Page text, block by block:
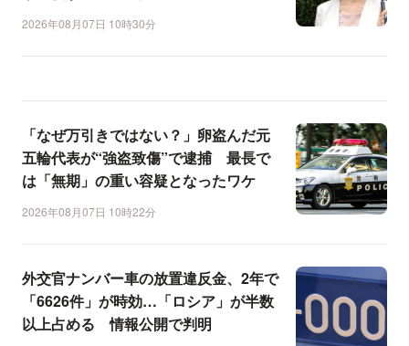
2026年08月07日 10時30分
「なぜ万引きではない？」卵盗んだ元
五輪代表が“強盗致傷”で逮捕 最長で
は「無期」の重い容疑となったワケ
2026年08月07日 10時22分
外交官ナンバー車の放置違反金、2年で
「6626件」が時効…「ロシア」が半数
以上占める 情報公開で判明